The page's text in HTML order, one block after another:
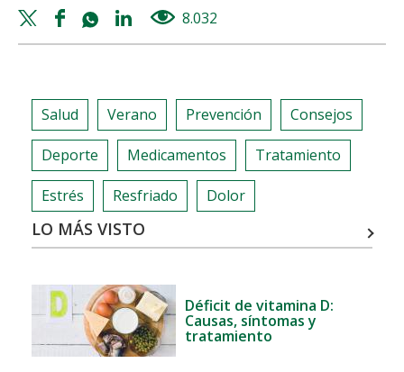
ACTIVIDADES
PARA
MODERNA
Twitter
share
Facebook
share
Whatsapp
share
Linkedin
share
8.032
Salud Verano Prevención Consejos
Deporte Medicamentos Tratamiento
Estrés Resfriado Dolor
LO MÁS VISTO
Déficit de vitamina D:
Causas, síntomas y
tratamiento